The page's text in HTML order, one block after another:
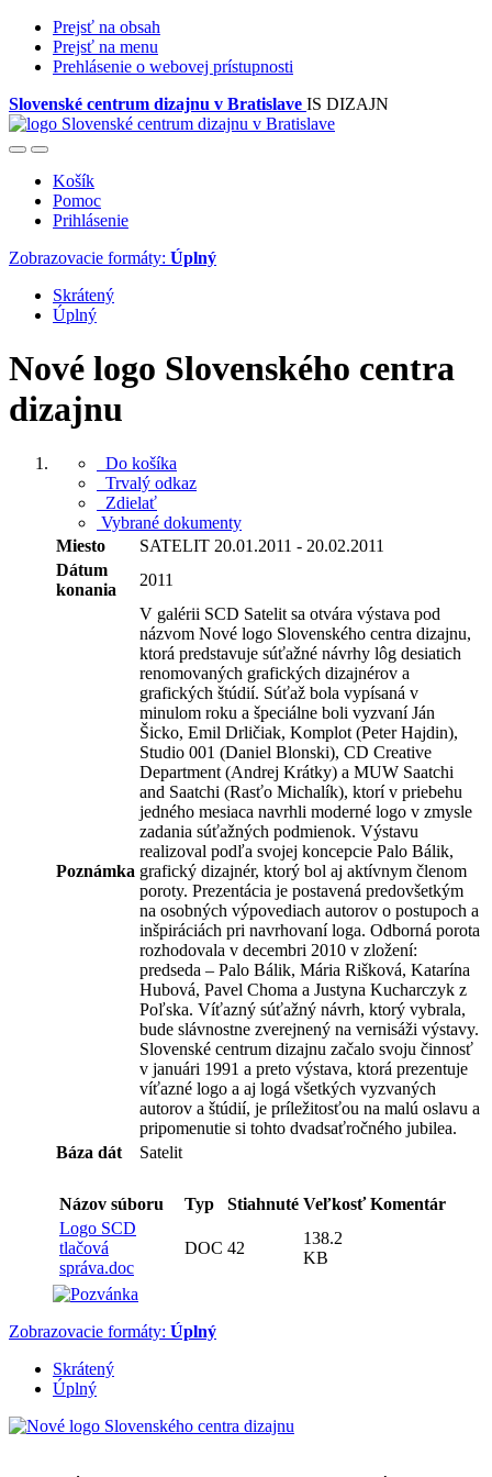
Prejsť na obsah
Prejsť na menu
Prehlásenie o webovej prístupnosti
Slovenské centrum dizajnu v Bratislave IS DIZAJN
Košík
Pomoc
Prihlásenie
Zobrazovacie formáty: Úplný
Skrátený
Úplný
Nové logo Slovenského centra
dizajnu
Do košíka
Trvalý odkaz
Zdielať
Vybrané dokumenty
Miesto
SATELIT 20.01.2011 - 20.02.2011
Dátum
konania
2011
Poznámka
V galérii SCD Satelit sa otvára výstava pod
názvom Nové logo Slovenského centra dizajnu,
ktorá predstavuje súťažné návrhy lôg desiatich
renomovaných grafických dizajnérov a
grafických štúdií. Súťaž bola vypísaná v
minulom roku a špeciálne boli vyzvaní Ján
Šicko, Emil Drličiak, Komplot (Peter Hajdin),
Studio 001 (Daniel Blonski), CD Creative
Department (Andrej Krátky) a MUW Saatchi
and Saatchi (Rasťo Michalík), ktorí v priebehu
jedného mesiaca navrhli moderné logo v zmysle
zadania súťažných podmienok. Výstavu
realizoval podľa svojej koncepcie Palo Bálik,
grafický dizajnér, ktorý bol aj aktívnym členom
poroty. Prezentácia je postavená predovšetkým
na osobných výpovediach autorov o postupoch a
inšpiráciách pri navrhovaní loga. Odborná porota
rozhodovala v decembri 2010 v zložení:
predseda – Palo Bálik, Mária Rišková, Katarína
Hubová, Pavel Choma a Justyna Kucharczyk z
Poľska. Víťazný súťažný návrh, ktorý vybrala,
bude slávnostne zverejnený na vernisáži výstavy.
Slovenské centrum dizajnu začalo svoju činnosť
v januári 1991 a preto výstava, ktorá prezentuje
víťazné logo a aj logá všetkých vyzvaných
autorov a štúdií, je príležitosťou na malú oslavu a
pripomenutie si tohto dvadsaťročného jubilea.
Báza dát
Satelit
Názov súboru Typ Stiahnuté Veľkosť Komentár
Logo SCD
tlačová
správa.doc
DOC 42
138.2
KB
Zobrazovacie formáty: Úplný
Skrátený
Úplný